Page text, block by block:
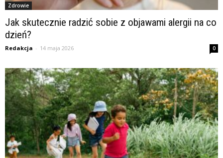
Zdrowie
Jak skutecznie radzić sobie z objawami alergii na co
dzień?
Redakcja - 14 maja 2026 0